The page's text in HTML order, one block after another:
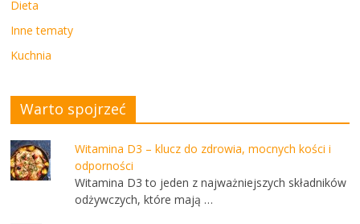
Dieta
Inne tematy
Kuchnia
Warto spojrzeć
Witamina D3 – klucz do zdrowia, mocnych kości i
odporności
Witamina D3 to jeden z najważniejszych składników
odżywczych, które mają …